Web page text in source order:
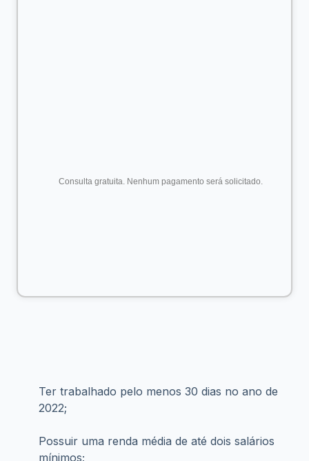
Ter trabalhado pelo menos 30 dias no ano de
2022;
Possuir uma renda média de até dois salários
mínimos;